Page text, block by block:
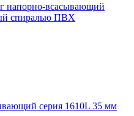
всасывающий
спиралью ПВХ